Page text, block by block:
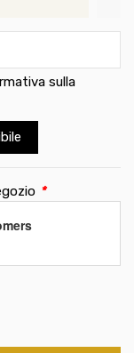
sulla
*